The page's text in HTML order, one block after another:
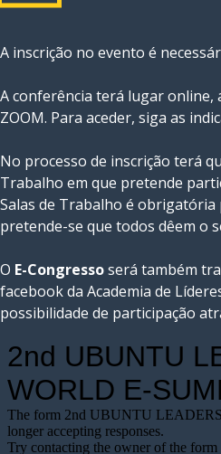
A inscrição no evento é
A conferência terá lugar online,
ZOOM. Para aceder, siga as
No processo de inscrição terá
Trabalho em que pretende
Salas de Trabalho é obrigatória
pretende-se que todos dêem o
O E-Congressoserá também
facebook da Academia de
possibilidade de participação